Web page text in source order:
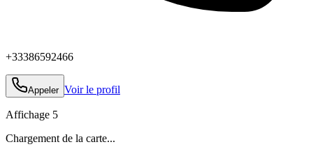
+33386592466
Appeler Voir le profil
Affichage 5
Chargement de la carte...